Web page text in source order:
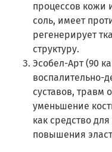
процессов кожи
соль, имеет
регенерирует
структуру.
Эсобел-Арт (90
воспалительно-
суставов, травм
уменьшение
как средство
повышения